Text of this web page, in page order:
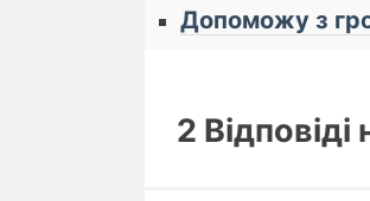
Допоможу з
2